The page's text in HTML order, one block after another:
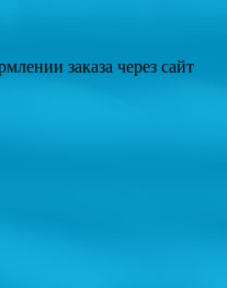
заказа через сайт